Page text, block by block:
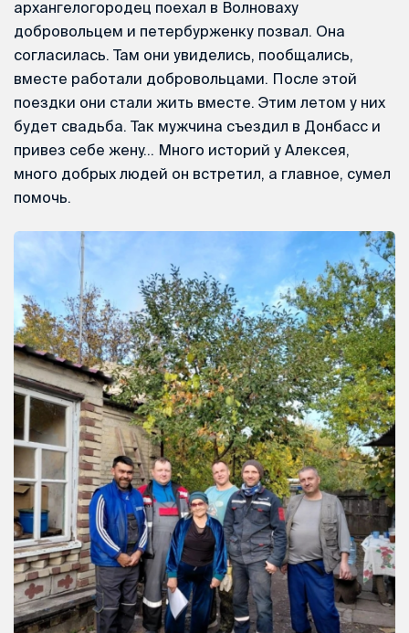
архангелогородец поехал в Волноваху
добровольцем и петербурженку позвал. Она
согласилась. Там они увиделись, пообщались,
вместе работали добровольцами. После этой
поездки они стали жить вместе. Этим летом у них
будет свадьба. Так мужчина съездил в Донбасс и
привез себе жену… Много историй у Алексея,
много добрых людей он встретил, а главное, сумел
помочь.